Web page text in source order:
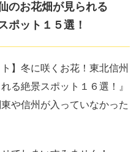
のお花畑が見られる
ポット１５選！
】冬に咲くお花！東北信州
る絶景スポット１６選！』
や信州が入っていなかった